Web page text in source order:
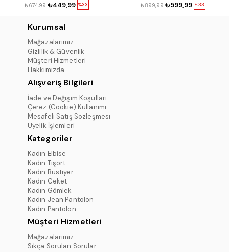
%33
₺449,99
₺674,99 %33
₺599,99
₺899,99
Kurumsal
Mağazalarımız
Gizlilik & Güvenlik
Müşteri Hizmetleri
Hakkımızda
Alışveriş Bilgileri
İade ve Değişim Koşulları
Çerez (Cookie) Kullanımı
Mesafeli Satış Sözleşmesi
Üyelik İşlemleri
Kategoriler
Kadın Elbise
Kadın Tişört
Kadın Büstiyer
Kadın Ceket
Kadın Gömlek
Kadın Jean Pantolon
Kadın Pantolon
Müşteri Hizmetleri
Mağazalarımız
Sıkça Sorulan Sorular